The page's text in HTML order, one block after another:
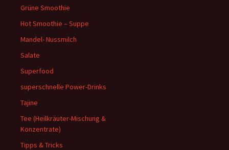
Grüne Smoothie
Hot Smoothie – Suppe
Mandel- Nussmilch
Salate
Superfood
superschnelle Power-Drinks
Tajine
Tee (Heilkräuter-Mischung &
Konzentrate)
Tipps & Tricks